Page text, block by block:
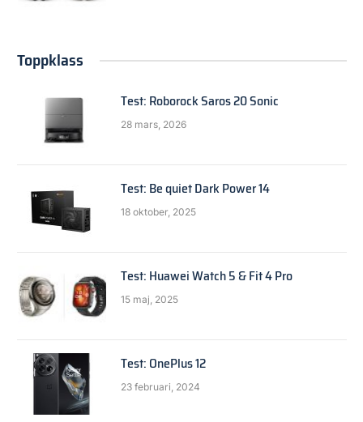
Toppklass
Test: Roborock Saros 20 Sonic
28 mars, 2026
Test: Be quiet Dark Power 14
18 oktober, 2025
Test: Huawei Watch 5 & Fit 4 Pro
15 maj, 2025
Test: OnePlus 12
23 februari, 2024